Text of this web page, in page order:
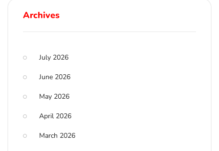
Archives
July 2026
June 2026
May 2026
April 2026
March 2026